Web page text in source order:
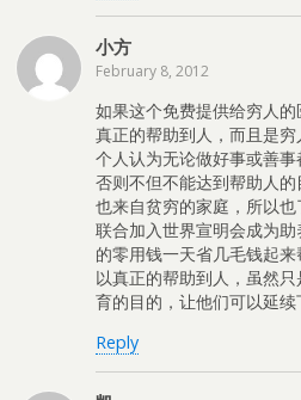
小方
February 8, 2012
如果这个免费提供给穷人
真正的帮助到人，而且是
个人认为无论做好事或善
否则不但不能达到帮助人
也来自贫穷的家庭，所以
联合加入世界宣明会成为
的零用钱一天省几毛钱起
以真正的帮助到人，虽然
育的目的，让他们可以延续
Reply